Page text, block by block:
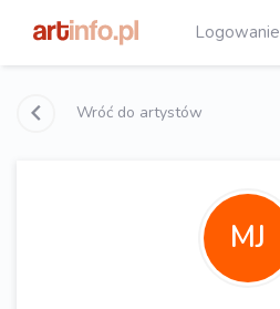
Logowanie
Wróć do artystów
MJ